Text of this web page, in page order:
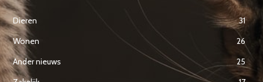
Dieren
31
Wonen
26
Ander nieuws
25